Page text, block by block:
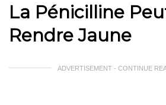
La Pénicilline
Rendre Jaune
ADVERTISEMENT - CONTINUE